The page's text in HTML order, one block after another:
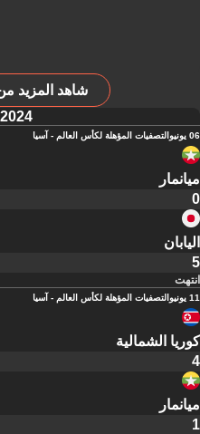
شاهد المزيد
06 يونيو التصفيات المؤهلة لكأس العالم - آسيا
ميانمار
0
اليابان
5
انتهت
11 يونيو التصفيات المؤهلة لكأس العالم - آسيا
كوريا الشمالية
4
ميانمار
1